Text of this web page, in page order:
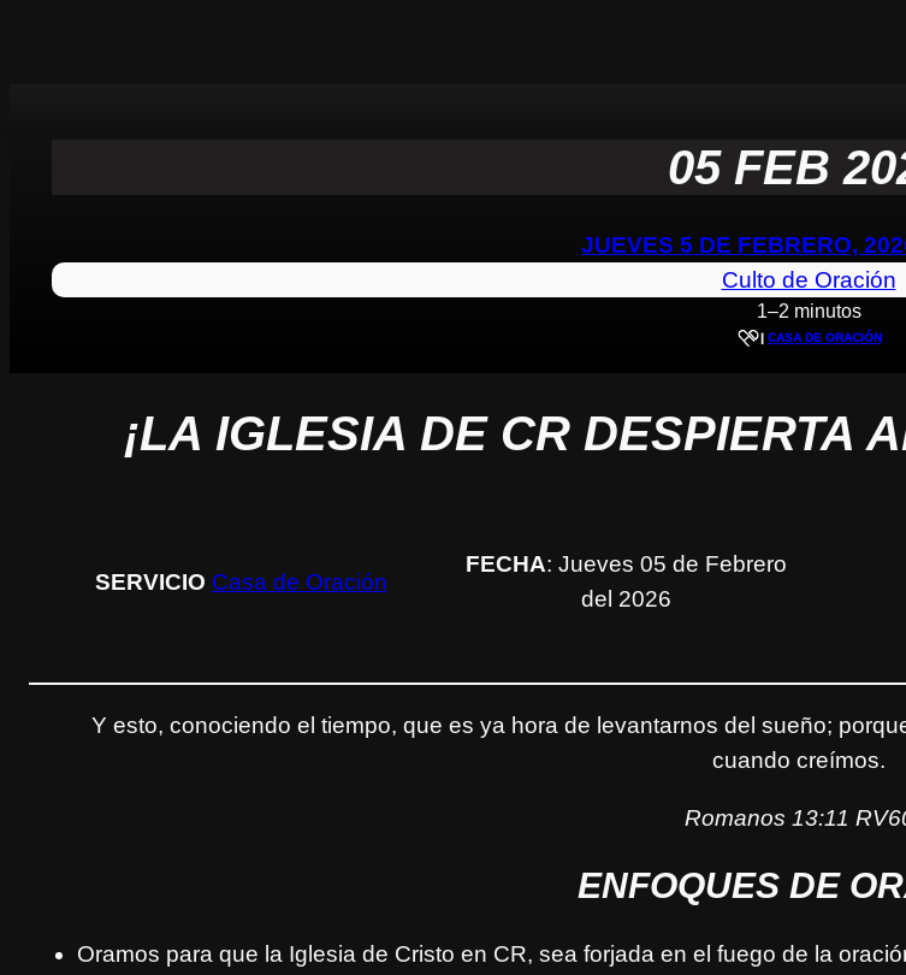
05 FEB
JUEVES 5 DE FEBRERO,
Culto de Oración
1–2 minutos
| CASA DE ORACIÓN
¡LA IGLESIA DE CR DESPIERTA
SERVICIO Casa de Oración
FECHA: Jueves 05 de Febrero
del 2026
Y esto, conociendo el tiempo, que es ya hora de levantarnos del sueño;
cuando creímos.
Romanos 13:11
ENFOQUES DE
Oramos para que la Iglesia de Cristo en CR, sea forjada en el fuego de la